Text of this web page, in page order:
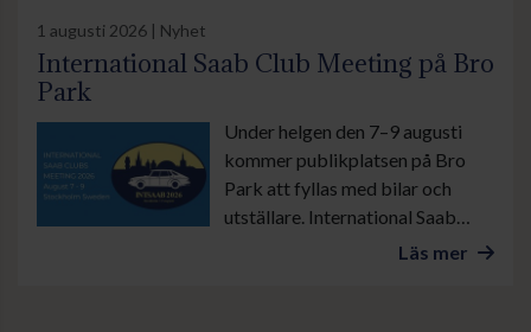
Madeleine Smith i sadeln
motståndarna bakom sig genom
1 augusti 2026 | Nyhet
International Saab Club Meeting på Bro
Park
Under helgen den 7–9 augusti
kommer publikplatsen på Bro
Park att fyllas med bilar och
utställare. International Saab
Läs mer